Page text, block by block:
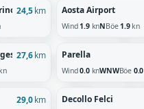
24,5 km Aosta Airport
Wind1.9knNBöe1.9kn
Valle d'Aosta / Vallée d'Aoste
27,6 km Parella
Wind0.0knWNWBöe 0.0
29,0 km Decollo Felci